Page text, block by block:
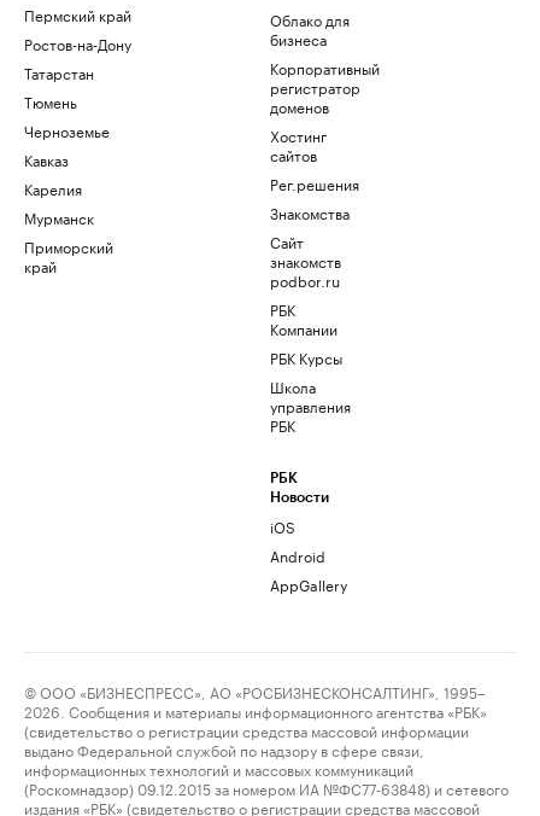
Пермский край
Ростов-на-Дону
Татарстан
Тюмень
Черноземье
Кавказ
Карелия
Мурманск
Приморский
край
Облако для
бизнеса
Корпоративный
регистратор
доменов
Хостинг
сайтов
Рег.решения
Знакомства
Сайт
знакомств
podbor.ru
РБК
Компании
РБК Курсы
Школа
управления
РБК
РБК
Новости
iOS
Android
AppGallery
© ООО «БИЗНЕСПРЕСС», АО «РОСБИЗНЕСКОНСАЛТИНГ», 1995–
2026. Сообщения и материалы информационного агентства «РБК»
(свидетельство о регистрации средства массовой информации
выдано Федеральной службой по надзору в сфере связи,
информационных технологий и массовых коммуникаций
(Роскомнадзор) 09.12.2015 за номером ИА №ФС77-63848) и сетевого
издания «РБК» (свидетельство о регистрации средства массовой